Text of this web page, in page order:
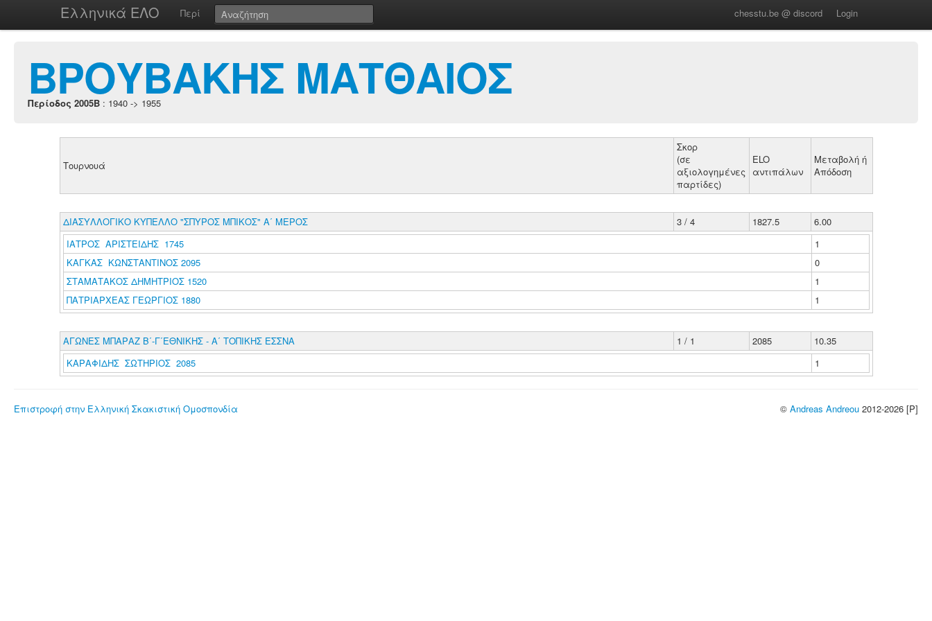
Ελληνικά ΕΛΟ Περί chesstu.be @ discord Login
ΒΡΟΥΒΑΚΗΣ ΜΑΤΘΑΙΟΣ
Περίοδος 2005B : 1940 -> 1955
Τουρνουά
Σκορ
(σε
αξιολογημένες
παρτίδες)
ELO
αντιπάλων
Μεταβολή ή
Απόδοση
ΔΙΑΣΥΛΛΟΓΙΚΟ ΚΥΠΕΛΛΟ "ΣΠΥΡΟΣ ΜΠΙΚΟΣ" Α΄ ΜΕΡΟΣ 3 / 4 1827.5
6.00
ΙΑΤΡΟΣ ΑΡΙΣΤΕΙΔΗΣ 1745
1
ΚΑΓΚΑΣ ΚΩΝΣΤΑΝΤΙΝΟΣ 2095
0
ΣΤΑΜΑΤΑΚΟΣ ΔΗΜΗΤΡΙΟΣ 1520
1
ΠΑΤΡΙΑΡΧΕΑΣ ΓΕΩΡΓΙΟΣ 1880
1
ΑΓΩΝΕΣ ΜΠΑΡΑΖ Β΄-Γ΄ΕΘΝΙΚΗΣ - Α΄ ΤΟΠΙΚΗΣ ΕΣΣΝΑ 1 / 1 2085
10.35
ΚΑΡΑΦΙΔΗΣ ΣΩΤΗΡΙΟΣ 2085
1
Επιστροφή στην Ελληνική Σκακιστική Ομοσπονδία © Andreas Andreou 2012-2026 [P]